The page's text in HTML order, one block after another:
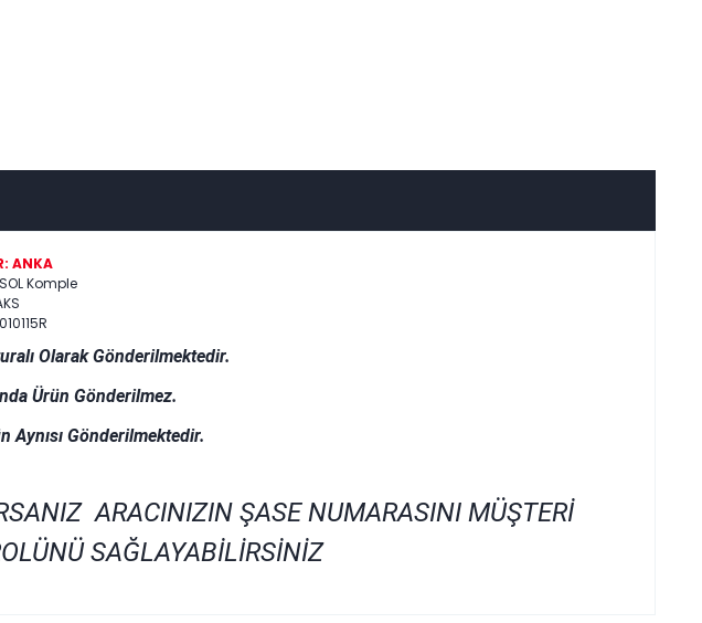
ANKA
Komple
Olarak Gönderilmektedir.
Ürün Gönderilmez.
Aynısı Gönderilmektedir.
ARACINIZIN ŞASE NUMARASINI MÜŞTERİ
SAĞLAYABİLİRSİNİZ